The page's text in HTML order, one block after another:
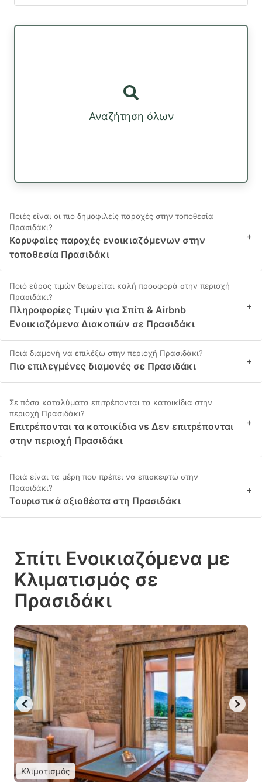
Αναζήτηση όλων
Ποιές είναι οι πιο δημοφιλείς παροχές στην τοποθεσία
Πρασιδάκι?
Κορυφαίες παροχές ενοικιαζόμενων στην
τοποθεσία Πρασιδάκι
+
Ποιό εύρος τιμών θεωρείται καλή προσφορά στην περιοχή
Πρασιδάκι?
Πληροφορίες Τιμών για Σπίτι & Airbnb
Ενοικιαζόμενα Διακοπών σε Πρασιδάκι
+
Ποιά διαμονή να επιλέξω στην περιοχή Πρασιδάκι?
Πιο επιλεγμένες διαμονές σε Πρασιδάκι +
Σε πόσα καταλύματα επιτρέπονται τα κατοικίδια στην
περιοχή Πρασιδάκι?
Επιτρέπονται τα κατοικίδια vs Δεν επιτρέπονται
στην περιοχή Πρασιδάκι
+
Ποιά είναι τα μέρη που πρέπει να επισκεφτώ στην
Πρασιδάκι?
Τουριστικά αξιοθέατα στη Πρασιδάκι
+
Σπίτι Ενοικιαζόμενα με
Κλιματισμός σε
Πρασιδάκι
Κλιματισμός